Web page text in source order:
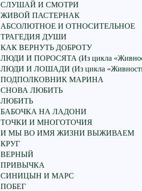
СЛУШАЙ И СМОТРИ
ЖИВОЙ ПАСТЕРНАК
АБСОЛЮТНОЕ И ОТНОСИТЕЛЬНОЕ
ТРАГЕДИЯ ДУШИ
КАК ВЕРНУТЬ ДОБРОТУ
ЛЮДИ И ПОРОСЯТА (Из цикла
ЛЮДИ И ЛОШАДИ (Из цикла
ПОДПОЛКОВНИК МАРИНА
СНОВА ЛЮБИТЬ
ЛЮБИТЬ
БАБОЧКА НА ЛАДОНИ
ТОЧКИ И МНОГОТОЧИЯ
И МЫ ВО ИМЯ ЖИЗНИ ВЫЖИВАЕМ
КРУГ
ВЕРНЫЙ
ПРИВЫЧКА
СИНИЦЫН И МАРС
ПОБЕГ